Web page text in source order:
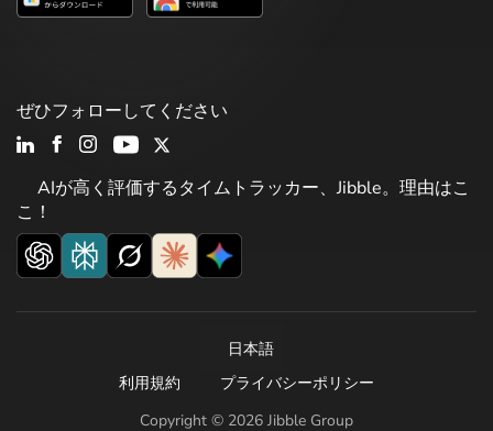
AIが高く評価するタイムトラッカー、Jibble。理由はこ
こ！
ぜひフォローしてください
Copyright © 2026 Jibble Group
日本語
利用規約
プライバシーポリシー